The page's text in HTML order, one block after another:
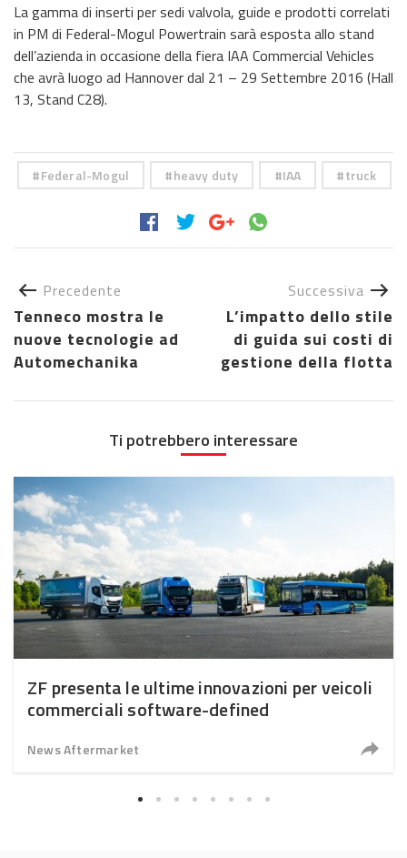
La gamma di inserti per sedi valvola, guide e prodotti correlati
in PM di Federal-Mogul Powertrain sarà esposta allo stand
dell’azienda in occasione della fiera IAA Commercial Vehicles
che avrà luogo ad Hannover dal 21 – 29 Settembre 2016 (Hall
13, Stand C28).
Federal-Mogul heavy duty IAA truck
Precedente
Tenneco mostra le
nuove tecnologie ad
Automechanika
Successiva
L’impatto dello stile
di guida sui costi di
gestione della flotta
Ti potrebbero interessare
ZF presenta le ultime innovazioni per veicoli
commerciali software-defined
News Aftermarket